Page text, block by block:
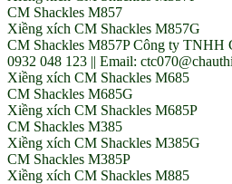
CM Shackles M857
Xiềng xích CM Shackles M857G
CM Shackles M857P Công ty TNHH
0932 048 123 || Email:
Xiềng xích CM Shackles M685
CM Shackles M685G
Xiềng xích CM Shackles M685P
CM Shackles M385
Xiềng xích CM Shackles M385G
CM Shackles M385P
Xiềng xích CM Shackles M885